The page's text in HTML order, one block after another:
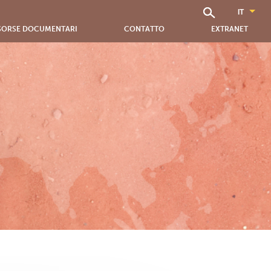
DOCUMENTARI CONTATTO EXTRANET